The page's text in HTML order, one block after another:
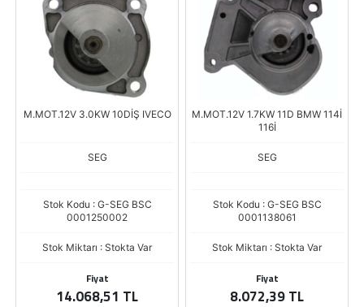
M.MOT.12V 3.0KW 10DİŞ IVECO
SEG
Stok Kodu : G-SEG BSC
0001250002
Stok Miktarı : Stokta Var
Fiyat
14.068,51 TL
M.MOT.12V 1.7KW 11D BMW 114İ
116İ
SEG
Stok Kodu : G-SEG BSC
0001138061
Stok Miktarı : Stokta Var
Fiyat
8.072,39 TL